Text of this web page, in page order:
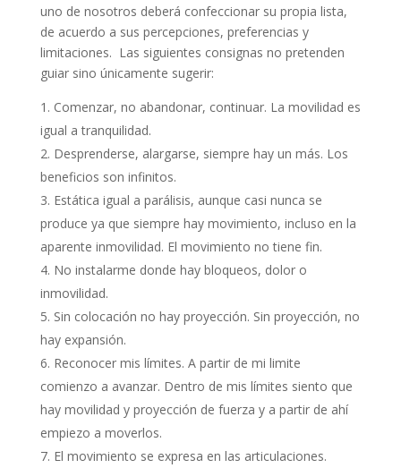
uno de nosotros deberá confeccionar su propia lista,
de acuerdo a sus percepciones, preferencias y
limitaciones. Las siguientes consignas no pretenden
guiar sino únicamente sugerir:
Comenzar, no abandonar, continuar. La movilidad es
igual a tranquilidad.
Desprenderse, alargarse, siempre hay un más. Los
beneficios son infinitos.
Estática igual a parálisis, aunque casi nunca se
produce ya que siempre hay movimiento, incluso en la
aparente inmovilidad. El movimiento no tiene fin.
No instalarme donde hay bloqueos, dolor o
inmovilidad.
Sin colocación no hay proyección. Sin proyección, no
hay expansión.
Reconocer mis límites. A partir de mi limite
comienzo a avanzar. Dentro de mis límites siento que
hay movilidad y proyección de fuerza y a partir de ahí
empiezo a moverlos.
El movimiento se expresa en las articulaciones.